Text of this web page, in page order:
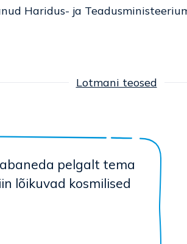
Haridus- ja
Lotmani teosed
pelgalt tema
lõikuvad kosmilised